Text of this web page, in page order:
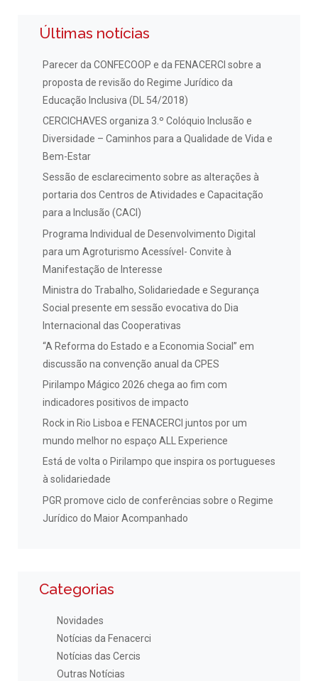
Últimas notícias
Parecer da CONFECOOP e da FENACERCI sobre a
proposta de revisão do Regime Jurídico da
Educação Inclusiva (DL 54/2018)
CERCICHAVES organiza 3.º Colóquio Inclusão e
Diversidade – Caminhos para a Qualidade de Vida e
Bem-Estar
Sessão de esclarecimento sobre as alterações à
portaria dos Centros de Atividades e Capacitação
para a Inclusão (CACI)
Programa Individual de Desenvolvimento Digital
para um Agroturismo Acessível- Convite à
Manifestação de Interesse
Ministra do Trabalho, Solidariedade e Segurança
Social presente em sessão evocativa do Dia
Internacional das Cooperativas
“A Reforma do Estado e a Economia Social” em
discussão na convenção anual da CPES
Pirilampo Mágico 2026 chega ao fim com
indicadores positivos de impacto
Rock in Rio Lisboa e FENACERCI juntos por um
mundo melhor no espaço ALL Experience
Está de volta o Pirilampo que inspira os portugueses
à solidariedade
PGR promove ciclo de conferências sobre o Regime
Jurídico do Maior Acompanhado
Categorias
Novidades
Notícias da Fenacerci
Notícias das Cercis
Outras Notícias